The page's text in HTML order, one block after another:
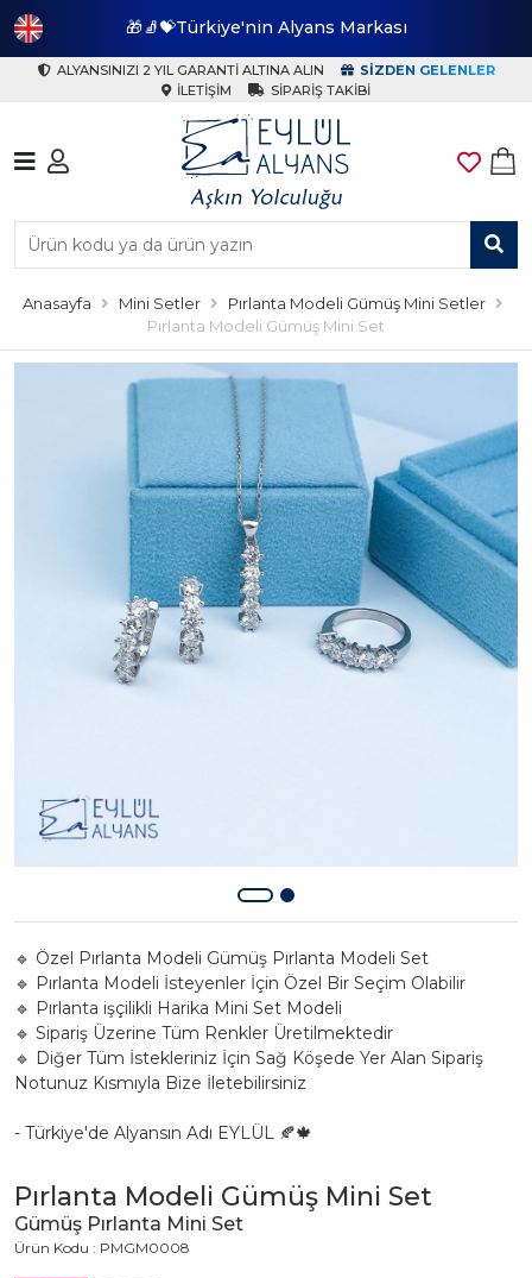
🎁🧦💝Türkiye'nin Alyans Markası
ALYANSINIZI 2 YIL GARANTI ALTINA ALIN
SIZDEN GELENLER
İLETIŞIM
SIPARIŞ TAKIBI
Anasayfa Mini Setler
Pırlanta Modeli Gümüş Mini Setler
Pırlanta Modeli Gümüş Mini Set
🔹 Özel Pırlanta Modeli Gümüş Pırlanta Modeli Set
🔹 Pırlanta Modeli İsteyenler İçin Özel Bir Seçim Olabilir
🔹 Pırlanta işçilikli Harika Mini Set Modeli
🔹 Sipariş Üzerine Tüm Renkler Üretilmektedir
🔹 Diğer Tüm İstekleriniz İçin Sağ Köşede Yer Alan Sipariş
Notunuz Kısmıyla Bize İletebilirsiniz
- Türkiye'de Alyansın Adı EYLÜL 🍂🍁
Pırlanta Modeli Gümüş Mini Set
Gümüş Pırlanta Mini Set
Ürün Kodu : PMGM0008